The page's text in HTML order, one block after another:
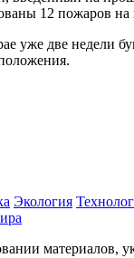
12 пожаров
уже две недели
Экология
материалов,